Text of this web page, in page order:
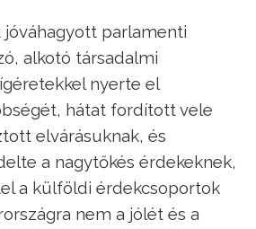
jóváhagyott parlamenti
alkotó társadalmi
nyerte el
hátat fordított vele
elvárásuknak, és
a nagytőkés érdekeknek,
a külföldi érdekcsoportok
nem a jólét és a